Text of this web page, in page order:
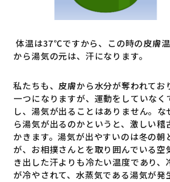
体温は37℃ですから、この時の皮膚
から湯気の元は、汗になります。
私たちも、皮膚から水分が奪われてお
一つになりますが、運動をしていなく
し、湯気が出ることはありません。
ら湯気が出るのかというと、激しい稽
かきます。湯気が出やすいのは冬の朝
が、お相撲さんとを取り囲んでいる空
き出した汗よりも冷たい温度であり、
が冷やされて、水蒸気である湯気が発